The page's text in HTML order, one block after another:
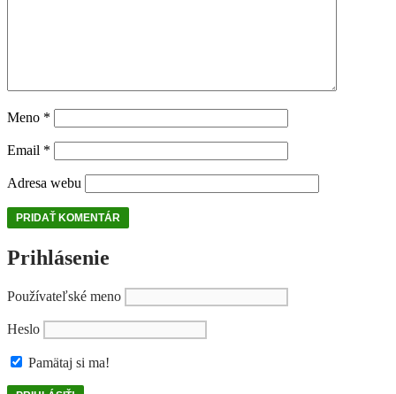
Meno *
Email *
Adresa webu
Prihlásenie
Používateľské meno
Heslo
Pamätaj si ma!